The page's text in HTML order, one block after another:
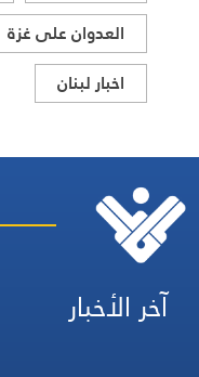
العدوان على غزة
اخبار لبنان
آخر الأخبار